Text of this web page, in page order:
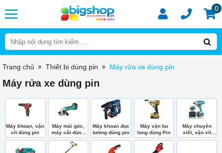
0
Trang chủ Thiết bị dùng pin Máy rửa xe dùng pin
Máy rửa xe dùng pin
Máy khoan, vặn
vít dùng pin
Máy mài góc,
máy cắt dùng
pin
Máy khoan đục
tường dùng pin
Máy vặn bu
long dùng Pin
Máy chuyên
siết, vặn vít
dùng pin